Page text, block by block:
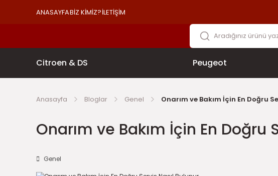
ANASAYFABİZ KİMİZ?İLETİŞİM
Citroen & DS Peugeot
Anasayfa Bloglar Genel Onarım ve Bakım İçin En Doğru
Onarım ve Bakım İçin En Doğru
Genel